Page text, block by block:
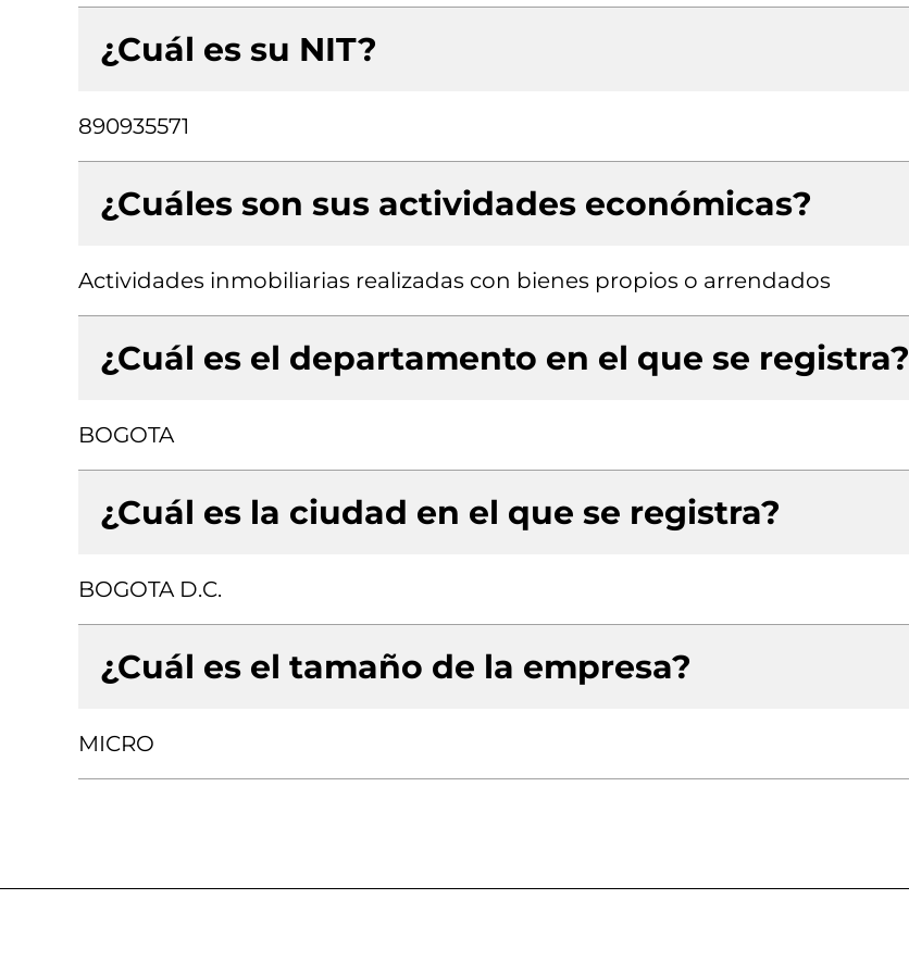
¿Cuál es su NIT?
890935571
¿Cuáles son sus actividades económicas?
Actividades inmobiliarias realizadas con bienes propios o arrendados
¿Cuál es el departamento en el que se registra?
BOGOTA
¿Cuál es la ciudad en el que se registra?
BOGOTA D.C.
¿Cuál es el tamaño de la empresa?
MICRO